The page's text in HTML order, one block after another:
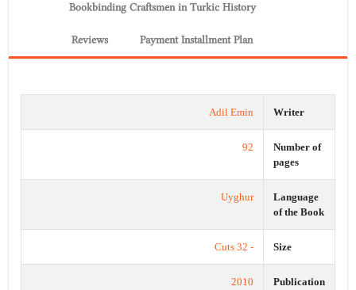
Bookbinding Craftsmen in Turkic History
Payment Installment Plan
Reviews
Writer
Adil Emin
Number of
pages
92
Language
of the Book
Uyghur
Size
- 32 Cuts
Publication
2010